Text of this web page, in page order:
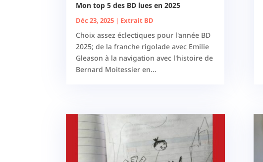
Mon top 5 des BD lues en 2025
Déc 23, 2025 | Extrait BD
Choix assez éclectiques pour l'année BD
2025; de la franche rigolade avec Emilie
Gleason à la navigation avec l'histoire de
Bernard Moitessier en...